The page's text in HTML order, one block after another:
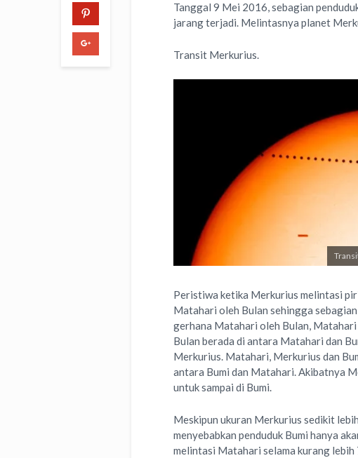
Tanggal 9 Mei 2016, sebagian
jarang terjadi. Melintasnya planet
Transit Merkurius.
Peristiwa ketika Merkurius melintasi
Matahari oleh Bulan sehingga
gerhana Matahari oleh Bulan, Matahari
Bulan berada di antara Matahari dan
Merkurius. Matahari, Merkurius dan
antara Bumi dan Matahari. Akibatnya
untuk sampai di Bumi.
Meskipun ukuran Merkurius sedikit
menyebabkan penduduk Bumi hanya
melintasi Matahari selama kurang lebih